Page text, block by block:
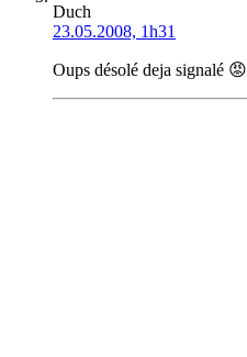
Duch
23.05.2008, 1h31
Oups désolé deja signalé 😡